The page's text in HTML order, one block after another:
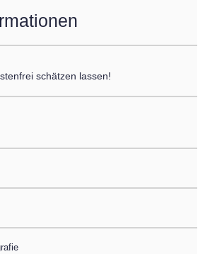
schätzen lassen!